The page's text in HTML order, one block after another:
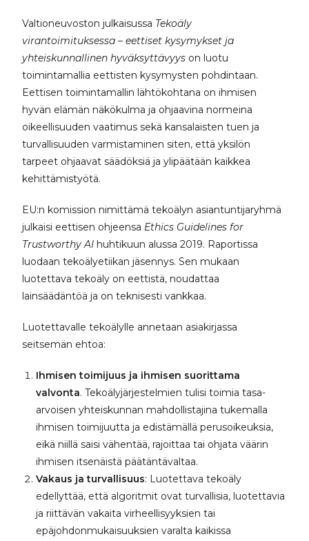
Valtioneuvoston julkaisussa Tekoäly
virantoimituksessa – eettiset kysymykset ja
yhteiskunnallinen hyväksyttävyys on luotu
toimintamallia eettisten kysymysten pohdintaan.
Eettisen toimintamallin lähtökohtana on ihmisen
hyvän elämän näkökulma ja ohjaavina normeina
oikeellisuuden vaatimus sekä kansalaisten tuen ja
turvallisuuden varmistaminen siten, että yksilön
tarpeet ohjaavat säädöksiä ja ylipäätään kaikkea
kehittämistyötä.
EU:n komission nimittämä tekoälyn asiantuntijaryhmä
julkaisi eettisen ohjeensa Ethics Guidelines for
Trustworthy AI huhtikuun alussa 2019. Raportissa
luodaan tekoälyetiikan jäsennys. Sen mukaan
luotettava tekoäly on eettistä, noudattaa
lainsäädäntöä ja on teknisesti vankkaa.
Luotettavalle tekoälylle annetaan asiakirjassa
seitsemän ehtoa:
Ihmisen toimijuus ja ihmisen suorittama
valvonta. Tekoälyjärjestelmien tulisi toimia tasa-
arvoisen yhteiskunnan mahdollistajina tukemalla
ihmisen toimijuutta ja edistämällä perusoikeuksia,
eikä niillä saisi vähentää, rajoittaa tai ohjata väärin
ihmisen itsenäistä päätäntävaltaa.
Vakaus ja turvallisuus: Luotettava tekoäly
edellyttää, että algoritmit ovat turvallisia, luotettavia
ja riittävän vakaita virheellisyyksien tai
epäjohdonmukaisuuksien varalta kaikissa